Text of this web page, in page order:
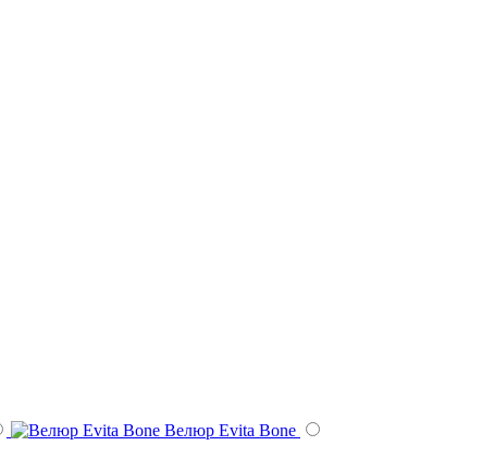
Велюр Evita Bone